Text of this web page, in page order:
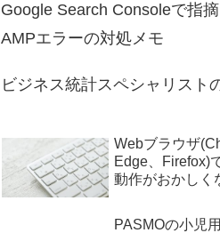
Google Search Consoleで指
AMPエラーの対処メモ
ビジネス統計スペシャリスト
Webブラウザ
Edge、Firefox)
動作がおかしく
PASMOの小児